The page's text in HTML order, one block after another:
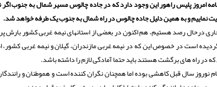
امروز پلیس راهور این وجود دارد که در جاده چالوس مسیر شمال به جنوب اگر
و به همین دلیل جاده چالوس در راه شمال به جنوب یک طرفه خواهد شد.
درحال رصد هستیم، هم اکنون در بعضی از استانهای نیمه غربی کشور بارش
است در خصوص این که در نیمه غربی مازندران، گیلان و نیمه غربی کشور،
در راه های برگشت هستند باید حتما آمادگی لازم را داشته باشد.
نوروز سال قبل کاهشی بوده اما همچنان نگران کننده است و هموطنان و